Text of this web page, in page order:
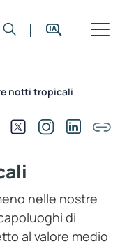
notti tropicali
nelle nostre
di
al valore medio